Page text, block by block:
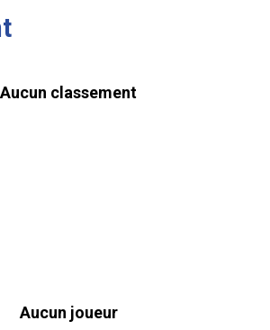
Aucun classement
Aucun joueur